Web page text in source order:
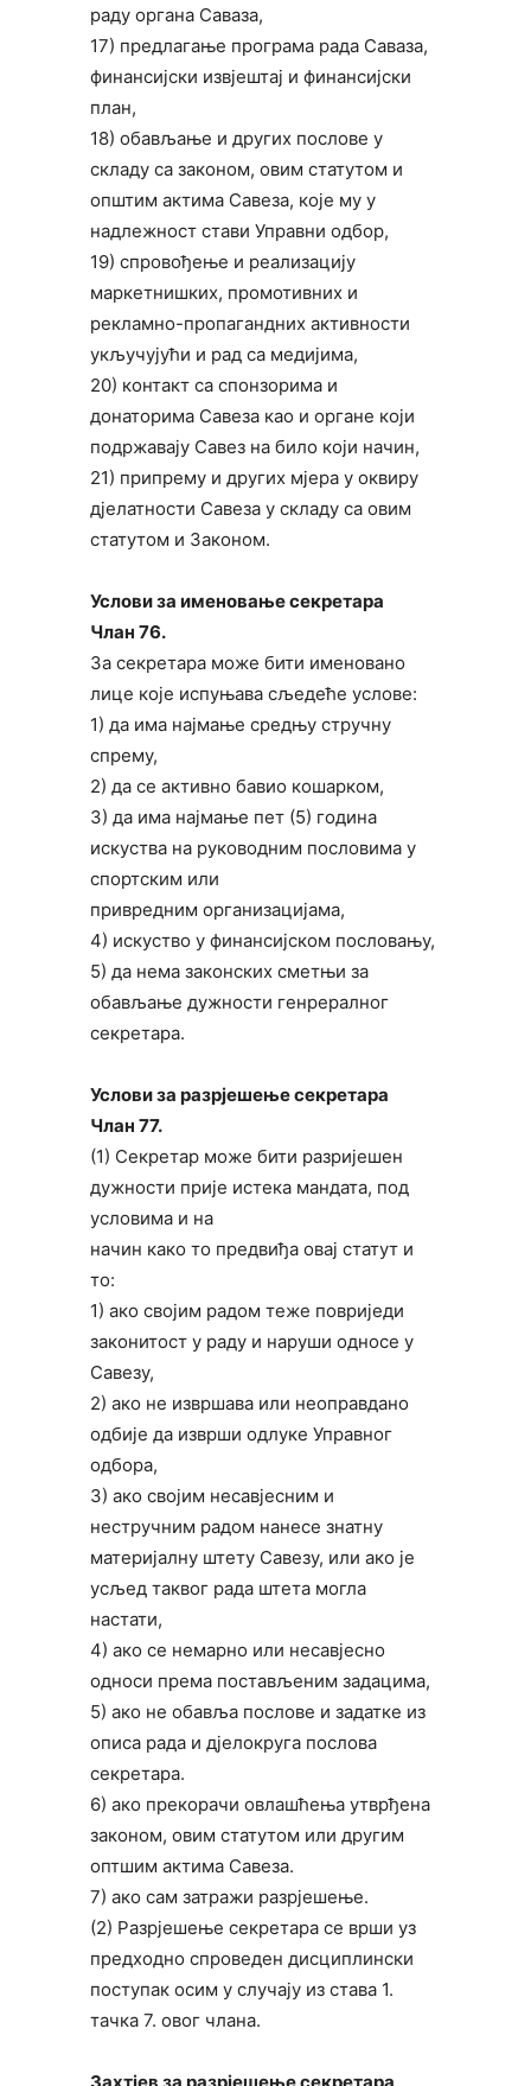
раду органа Саваза,
17) предлагање програма рада Саваза,
финансијски извјештај и финансијски
план,
18) обављање и других послове у
складу са законом, овим статутом и
општим актима Савеза, које му у
надлежност стави Управни одбор,
19) спровођење и реализацију
маркетнишких, промотивних и
рекламно-пропагандних активности
укључујући и рад са медијима,
20) контакт са спонзорима и
донаторима Савеза као и органе који
подржавају Савез на било који начин,
21) припрему и других мјера у оквиру
дјелатности Савеза у складу са овим
статутом и Законом.
Услови за именовање секретара
Члан 76.
За секретара може бити именовано
лице које испуњава сљедеће услове:
1) да има најмање средњу стручну
спрему,
2) да се активно бавио кошарком,
3) да има најмање пет (5) година
искуства на руководним пословима у
спортским или
привредним организацијама,
4) искуство у финансијском пословању,
5) да нема законских сметњи за
обављање дужности генрералног
секретара.
Услови за разрјешење секретара
Члан 77.
(1) Секретар може бити разријешен
дужности прије истека мандата, под
условима и на
начин како то предвиђа овај статут и
то:
1) ако својим радом теже повриједи
законитост у раду и наруши односе у
Савезу,
2) ако не извршава или неоправдано
одбије да изврши одлуке Управног
одбора,
3) ако својим несавјесним и
нестручним радом нанесе знатну
материјалну штету Савезу, или ако је
усљед таквог рада штета могла
настати,
4) ако се немарно или несавјесно
односи према постављеним задацима,
5) ако не обавља послове и задатке из
описа рада и дјелокруга послова
секретара.
6) ако прекорачи овлашћења утврђена
законом, овим статутом или другим
оптшим актима Савеза.
7) ако сам затражи разрјешење.
(2) Разрјешење секретара се врши уз
предходно спроведен дисциплински
поступак осим у случају из става 1.
тачка 7. овог члана.